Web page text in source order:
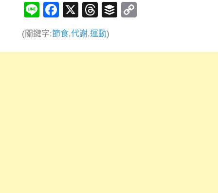
LineFacebook
X Threads
Buffer
(關鍵字:節食,代謝,運動)